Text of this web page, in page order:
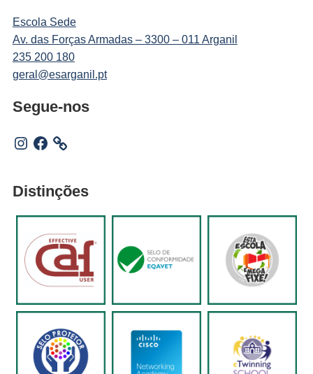
Escola Sede
Av. das Forças Armadas – 3300 – 011 Arganil
235 200 180
geral@esarganil.pt
Segue-nos
Instagram
Facebook
Distinções